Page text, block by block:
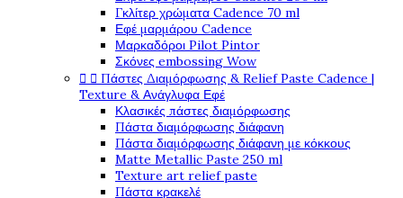
Γκλίτερ χρώματα Cadence 70 ml
Εφέ μαρμάρου Cadence
Μαρκαδόροι Pilot Pintor
Σκόνες embossing Wow
  Πάστες Διαμόρφωσης & Relief Paste Cadence |
Texture & Ανάγλυφα Εφέ
Κλασικές πάστες διαμόρφωσης
Πάστα διαμόρφωσης διάφανη
Πάστα διαμόρφωσης διάφανη με κόκκους
Matte Metallic Paste 250 ml
Texture art relief paste
Πάστα κρακελέ